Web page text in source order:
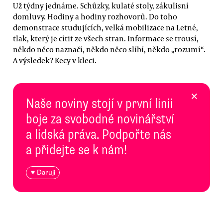
Už týdny jednáme. Schůzky, kulaté stoly, zákulisní
domluvy. Hodiny a hodiny rozhovorů. Do toho
demonstrace studujících, velká mobilizace na Letné,
tlak, který je cítit ze všech stran. Informace se trousí,
někdo něco naznačí, někdo něco slíbí, někdo „rozumí“.
A výsledek? Kecy v kleci.
Naše noviny stojí v první linii
boje za svobodné novinářství
a lidská práva. Podpořte nás
a přidejte se k nám!
♥ Daruji
×